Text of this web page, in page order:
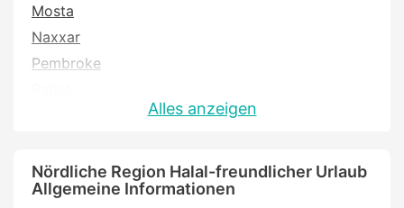
Mosta
Naxxar
Pembroke
Alles anzeigen
Nördliche Region Halal-freundlicher Urlaub
Allgemeine Informationen